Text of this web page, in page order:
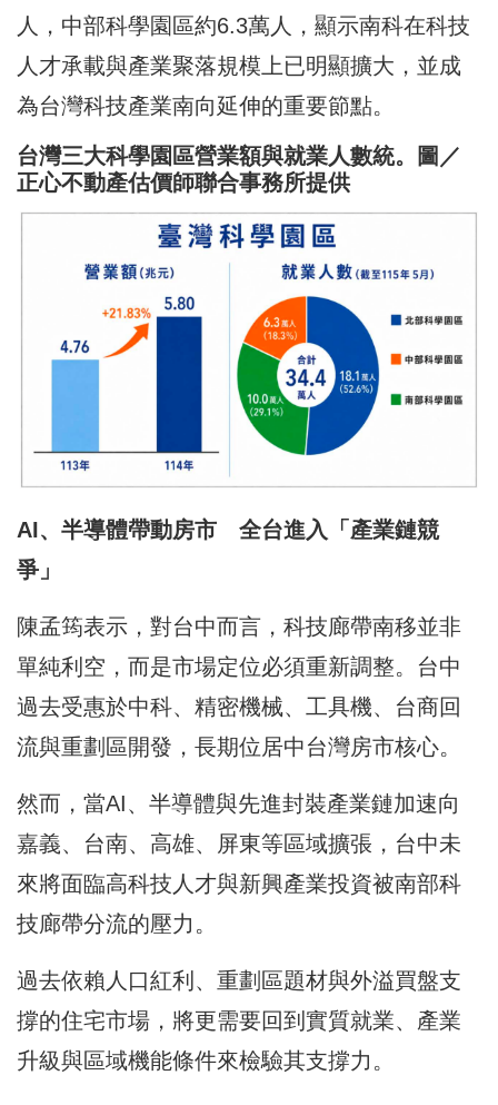
人，中部科學園區約6.3萬人，顯示南科在科技
人才承載與產業聚落規模上已明顯擴大，並成
為台灣科技產業南向延伸的重要節點。
台灣三大科學園區營業額與就業人數統。圖／
正心不動產估價師聯合事務所提供
AI、半導體帶動房市 全台進入「產業鏈競
爭」
陳孟筠表示，對台中而言，科技廊帶南移並非
單純利空，而是市場定位必須重新調整。台中
過去受惠於中科、精密機械、工具機、台商回
流與重劃區開發，長期位居中台灣房市核心。
然而，當AI、半導體與先進封裝產業鏈加速向
嘉義、台南、高雄、屏東等區域擴張，台中未
來將面臨高科技人才與新興產業投資被南部科
技廊帶分流的壓力。
過去依賴人口紅利、重劃區題材與外溢買盤支
撐的住宅市場，將更需要回到實質就業、產業
升級與區域機能條件來檢驗其支撐力。